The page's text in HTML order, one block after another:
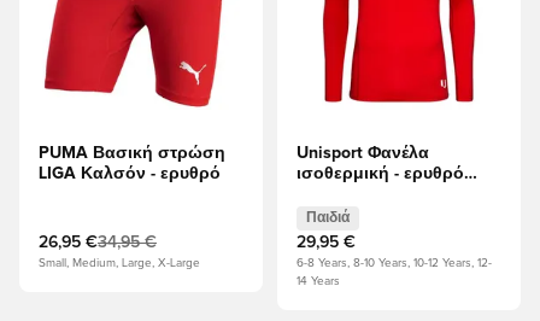
PUMA Βασική στρώση
LIGA Καλσόν - ερυθρό
26,95 €34,95 €
Small, Medium, Large, X-Large
Unisport Φανέλα
ισοθερμική - ερυθρό
Παιδιά
29,95 €
6-8 Years, 8-10 Years, 10-12 Years, 12-
14 Years